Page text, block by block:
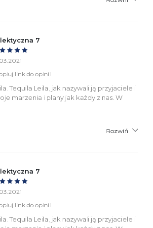
7
link do opinii
Tequila Leila, jak nazywali ją przyjaciele i
marzenia i plany jak każdy z nas. W
Rozwiń
7
link do opinii
Tequila Leila, jak nazywali ją przyjaciele i